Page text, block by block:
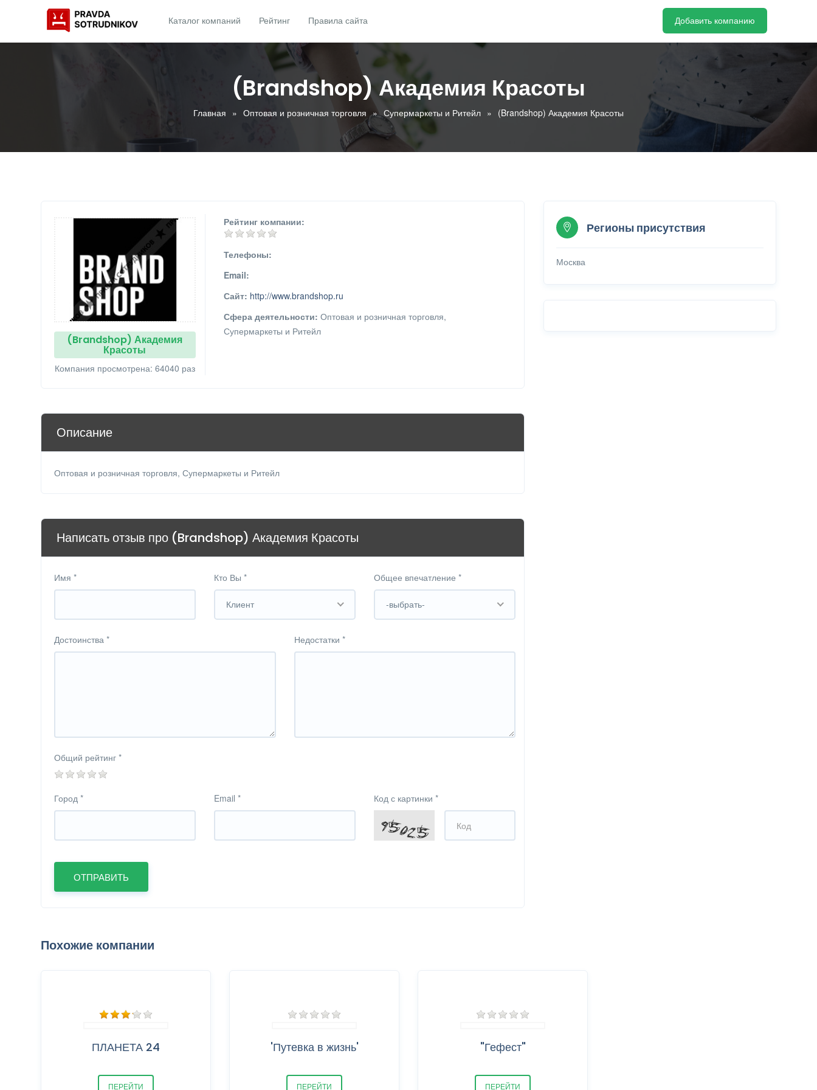
Каталог компаний Рейтинг Правила сайта Добавить компанию
(Brandshop) Академия Красоты
Главная Оптовая и розничная торговля Супермаркеты и Ритейл (Brandshop) Академия Красоты
(Brandshop) Академия
Красоты
Компания просмотрена: 64040 раз
Рейтинг компании:
Телефоны:
Email:
Сайт: http://www.brandshop.ru
Сфера деятельности: Оптовая и розничная торговля,
Супермаркеты и Ритейл
Описание
Оптовая и розничная торговля, Супермаркеты и Ритейл
Написать отзыв про (Brandshop) Академия Красоты
Имя * Кто Вы *
Клиент
Общее впечатление *
-выбрать-
Достоинства * Недостатки *
Общий рейтинг *
Город * Email * Код с картинки *
Регионы присутствия
Москва
Похожие компании
ПЛАНЕТА 24
ПЕРЕЙТИ
'Путевка в жизнь'
ПЕРЕЙТИ
"Гефест"
ПЕРЕЙТИ